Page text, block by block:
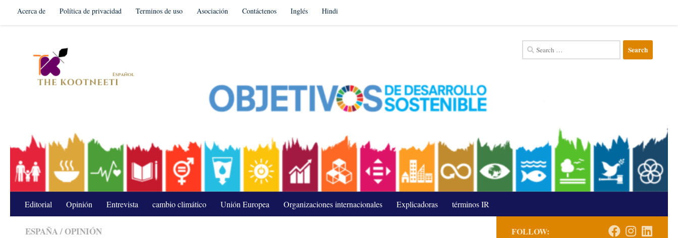
Skip to content
Acerca de Política de privacidad Terminos de uso Asociación Contáctenos Inglés Hindi
Search
for:
Editorial Opinión Entrevista cambio climático Unión Europea Organizaciones internacionales Explicadoras términos IR
ESPAÑA/OPINIÓN FOLLOW: